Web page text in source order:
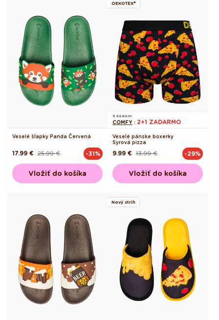
Veselé šľapky Panda Červená
Pôvodná25.99 €
Akciová
17.99 € -31%
Vložiť do košíka
OEKOTEX®
S kódom
COMFY : 2+1 ZADARMO
Veselé pánske boxerky
Syrová pizza
Pôvodná13.99 €
Akciová
9.99 € -29%
Vložiť do košíka
Nový strih